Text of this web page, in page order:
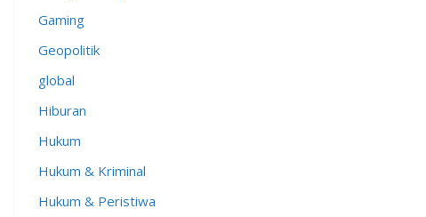
Gaming
Geopolitik
global
Hiburan
Hukum
Hukum & Kriminal
Hukum & Peristiwa